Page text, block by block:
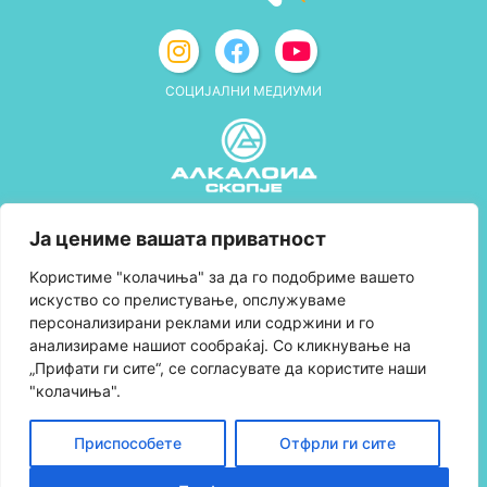
Ја цениме вашата приватност
Kористиме "колачиња" за да го подобриме вашето
искуство со прелистување, опслужуваме
персонализирани реклами или содржини и го
анализираме нашиот сообраќај. Со кликнување на
„Прифати ги сите“, се согласувате да користите наши
"колачиња".
Приспособете Отфрли ги сите
СОЦИЈАЛНИ МЕДИУМИ
Правила и услови за користење
Политика за колачиња
Правила за учество во програмата за
лојалност и политика за собирање поени
Контактирајте нè